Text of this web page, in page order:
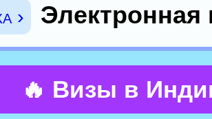
› Электронная
🔥 Визы в